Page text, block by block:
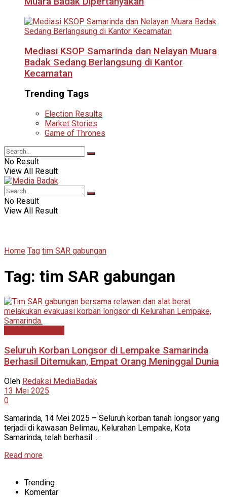
Mediasi KSOP Samarinda dan Nelayan Muara
Badak Sedang Berlangsung di Kantor
Kecamatan
Trending Tags
Election Results
Market Stories
Game of Thrones
No Result
View All Result
No Result
View All Result
Home Tag tim SAR gabungan
Tag: tim SAR gabungan
Seluruh Korban Longsor di Lempake Samarinda
Berhasil Ditemukan, Empat Orang Meninggal Dunia
Oleh Redaksi MediaBadak
13 Mei 2025
0
Samarinda, 14 Mei 2025 – Seluruh korban tanah longsor yang
terjadi di kawasan Belimau, Kelurahan Lempake, Kota
Samarinda, telah berhasil ...
Read more
Trending
Komentar